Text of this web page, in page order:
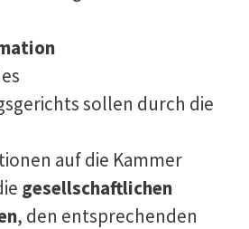
sollen durch die
auf die Kammer
gesellschaftlichen
, den entsprechenden